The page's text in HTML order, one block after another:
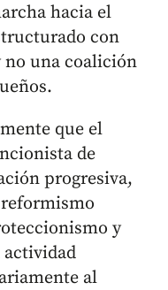
hacia el
con
no una coalición
que el
de
progresiva,
y
actividad
al